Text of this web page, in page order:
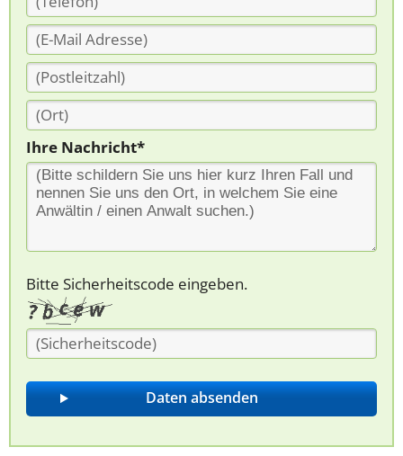
Ihre Nachricht*
Bitte Sicherheitscode eingeben.